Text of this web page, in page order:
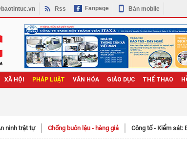
Rss Fanpage Bản mobile
XÃ HỘI PHÁP LUẬT VĂN HÓA GIÁO DỤC THỂ THAO
ninh trật tự Chống buôn lậu - hàng giả Công tố - Kiểm sát: